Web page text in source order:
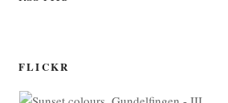
FLICKR